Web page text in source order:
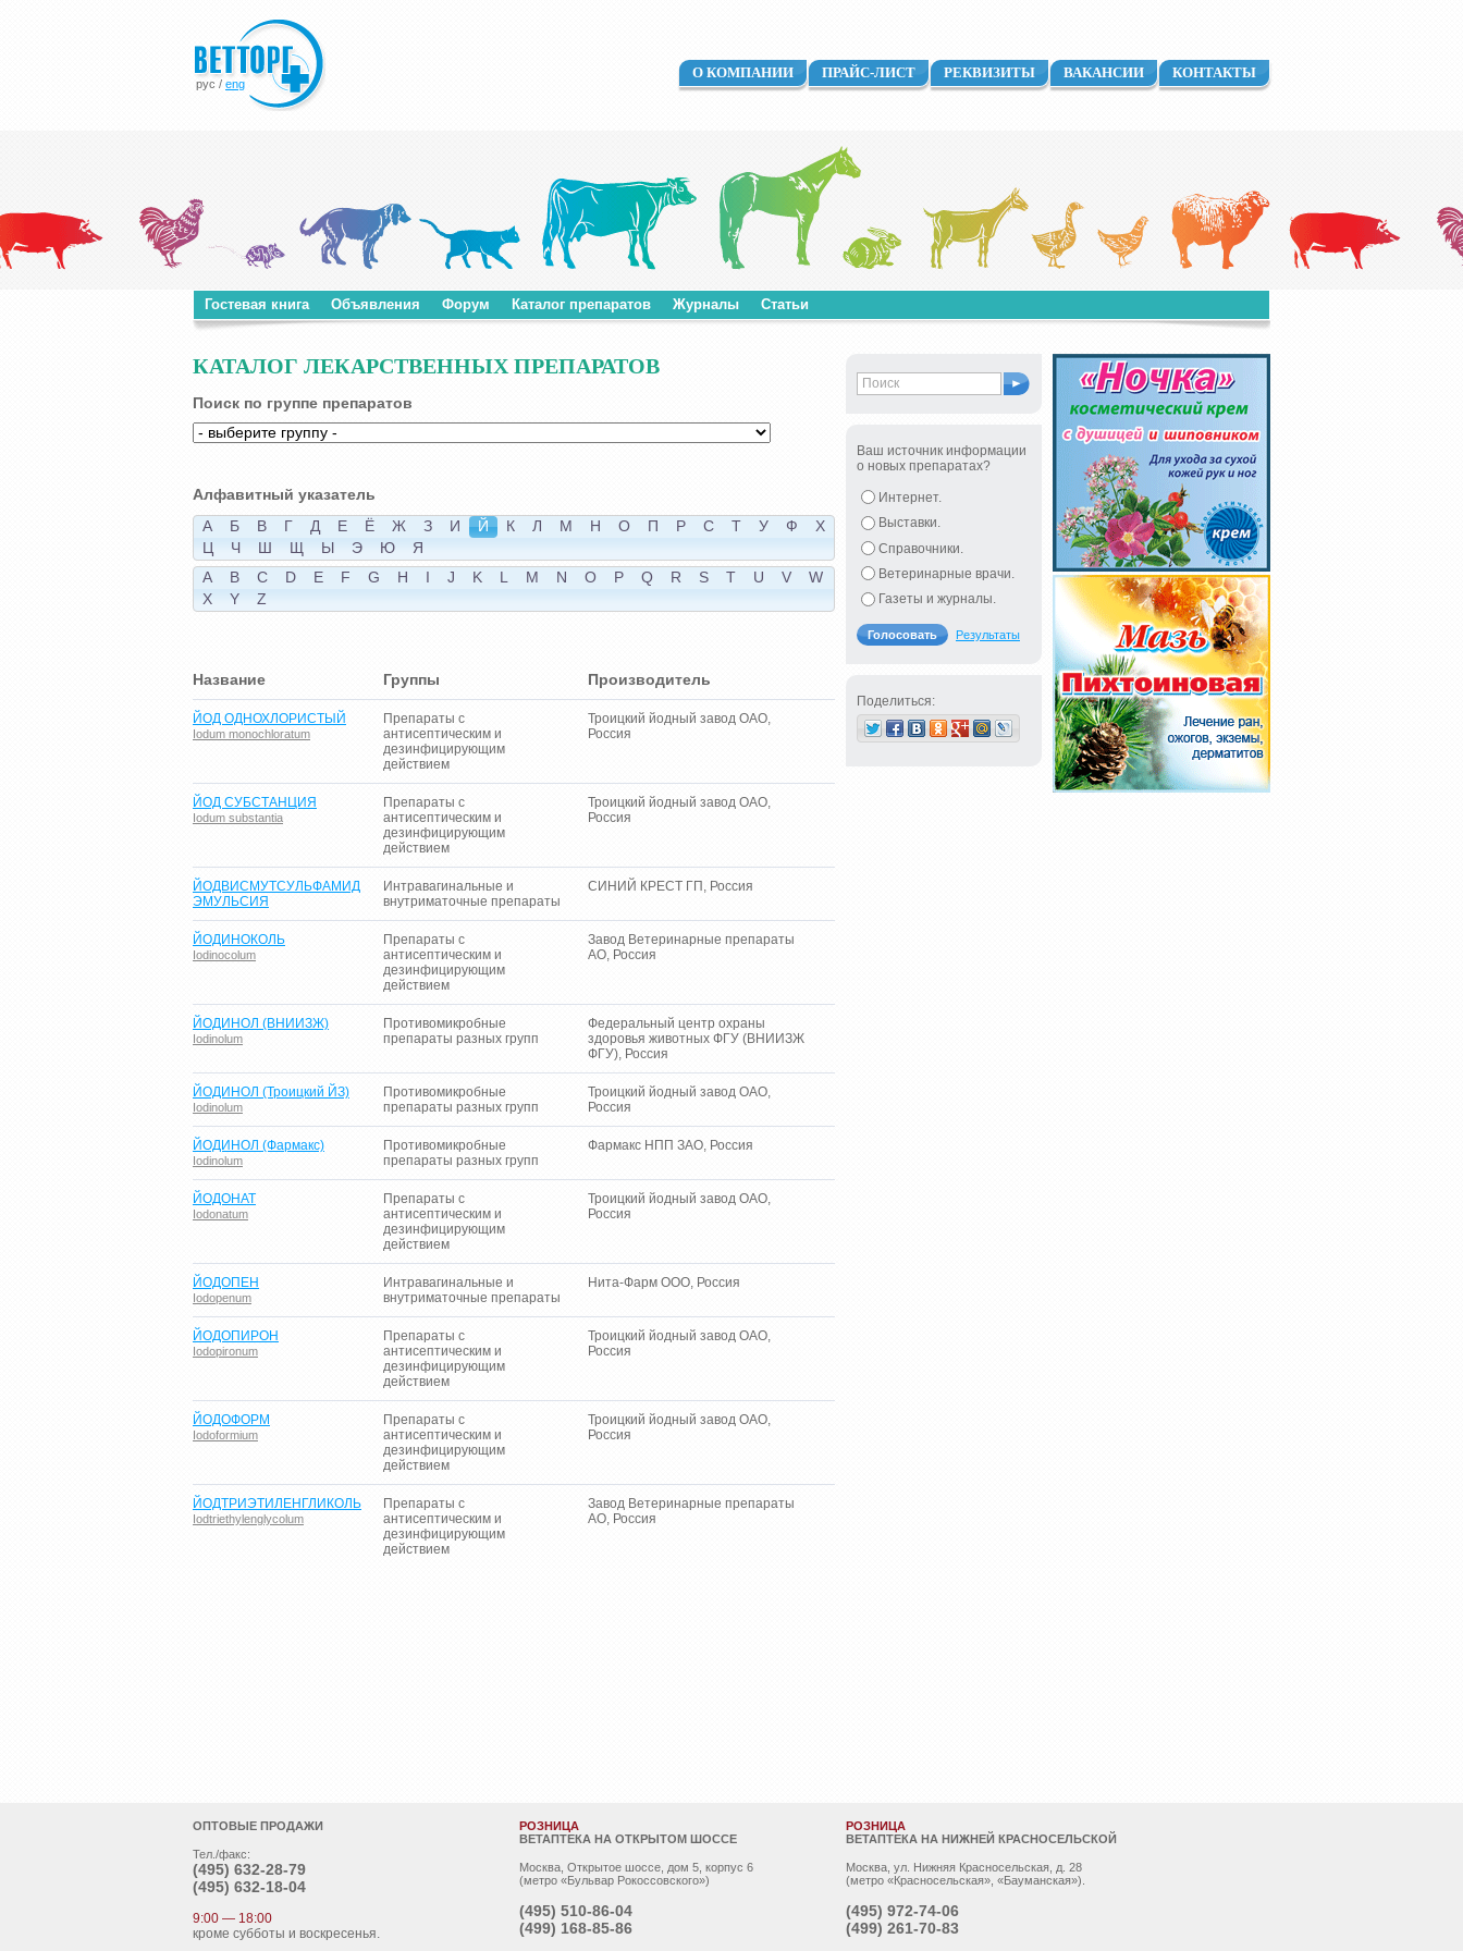
рус / eng
О КОМПАНИИ ПРАЙС-ЛИСТ РЕКВИЗИТЫ ВАКАНСИИ КОНТАКТЫ
Гостевая книга Объявления Форум Каталог препаратов Журналы Статьи
КАТАЛОГ ЛЕКАРСТВЕННЫХ ПРЕПАРАТОВ
Поиск по группе препаратов
Алфавитный указатель
А
Б В Г Д Е Ё Ж З И Й К Л М Н О П Р С Т У Ф
Х
Ц
Ч Ш Щ Ы Э Ю
Я
A
B C D E F G H I J K L M N O P Q R S T U V
W
X
Y Z
Название Группы Производитель
ЙОД ОДНОХЛОРИСТЫЙ
Iodum monochloratum
Препараты с
антисептическим и
дезинфицирующим
действием
Троицкий йодный завод ОАО,
Россия
ЙОД СУБСТАНЦИЯ
Iodum substantia
Препараты с
антисептическим и
дезинфицирующим
действием
Троицкий йодный завод ОАО,
Россия
ЙОДВИСМУТСУЛЬФАМИД
ЭМУЛЬСИЯ
Интравагинальные и
внутриматочные препараты
СИНИЙ КРЕСТ ГП, Россия
ЙОДИНОКОЛЬ
Iodinocolum
Препараты с
антисептическим и
дезинфицирующим
действием
Завод Ветеринарные препараты
АО, Россия
ЙОДИНОЛ (ВНИИЗЖ)
Iodinolum
Противомикробные
препараты разных групп
Федеральный центр охраны
здоровья животных ФГУ (ВНИИЗЖ
ФГУ), Россия
ЙОДИНОЛ (Троицкий ЙЗ)
Iodinolum
Противомикробные
препараты разных групп
Троицкий йодный завод ОАО,
Россия
ЙОДИНОЛ (Фармакс)
Iodinolum
Противомикробные
препараты разных групп
Фармакс НПП ЗАО, Россия
ЙОДОНАТ
Iodonatum
Препараты с
антисептическим и
дезинфицирующим
действием
Троицкий йодный завод ОАО,
Россия
ЙОДОПЕН
Iodopenum
Интравагинальные и
внутриматочные препараты
Нита-Фарм ООО, Россия
ЙОДОПИРОН
Iodopironum
Препараты с
антисептическим и
дезинфицирующим
действием
Троицкий йодный завод ОАО,
Россия
ЙОДОФОРМ
Iodoformium
Препараты с
антисептическим и
дезинфицирующим
действием
Троицкий йодный завод ОАО,
Россия
ЙОДТРИЭТИЛЕНГЛИКОЛЬ
Iodtriethylenglycolum
Препараты с
антисептическим и
дезинфицирующим
действием
Завод Ветеринарные препараты
АО, Россия
Ваш источник информации
о новых препаратах?
Интернет.
Выставки.
Справочники.
Ветеринарные врачи.
Газеты и журналы.
Результаты
Поделиться:
ОПТОВЫЕ ПРОДАЖИ
Тел./факс:
(495) 632-28-79
(495) 632-18-04
9:00 — 18:00
кроме субботы и воскресенья.
РОЗНИЦА
ВЕТАПТЕКА НА ОТКРЫТОМ ШОССЕ
Москва, Открытое шоссе, дом 5, корпус 6
(метро «Бульвар Рокоссовского»)
(495) 510-86-04
(499) 168-85-86
РОЗНИЦА
ВЕТАПТЕКА НА НИЖНЕЙ КРАСНОСЕЛЬСКОЙ
Москва, ул. Нижняя Красносельская, д. 28
(метро «Красносельская», «Бауманская»).
(495) 972-74-06
(499) 261-70-83